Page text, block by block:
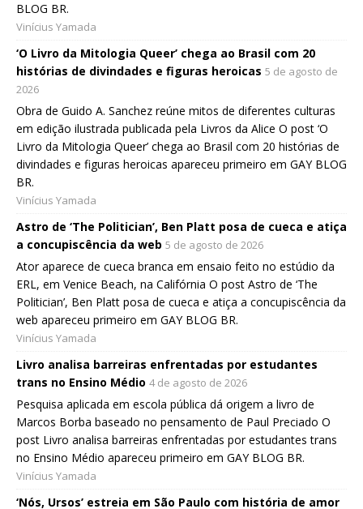
BLOG BR.
Vinícius Yamada
‘O Livro da Mitologia Queer’ chega ao Brasil com 20
histórias de divindades e figuras heroicas 5 de agosto de
2026
Obra de Guido A. Sanchez reúne mitos de diferentes culturas
em edição ilustrada publicada pela Livros da Alice O post ‘O
Livro da Mitologia Queer’ chega ao Brasil com 20 histórias de
divindades e figuras heroicas apareceu primeiro em GAY BLOG
BR.
Vinícius Yamada
Astro de ‘The Politician’, Ben Platt posa de cueca e atiça
a concupiscência da web 5 de agosto de 2026
Ator aparece de cueca branca em ensaio feito no estúdio da
ERL, em Venice Beach, na Califórnia O post Astro de ‘The
Politician’, Ben Platt posa de cueca e atiça a concupiscência da
web apareceu primeiro em GAY BLOG BR.
Vinícius Yamada
Livro analisa barreiras enfrentadas por estudantes
trans no Ensino Médio 4 de agosto de 2026
Pesquisa aplicada em escola pública dá origem a livro de
Marcos Borba baseado no pensamento de Paul Preciado O
post Livro analisa barreiras enfrentadas por estudantes trans
no Ensino Médio apareceu primeiro em GAY BLOG BR.
Vinícius Yamada
‘Nós, Ursos’ estreia em São Paulo com história de amor